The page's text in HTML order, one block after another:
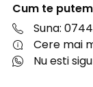
Cum te
Suna:
Cere mai
Nu esti